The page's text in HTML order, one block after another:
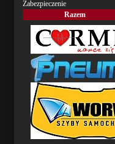
Zabezpieczenie
Razem